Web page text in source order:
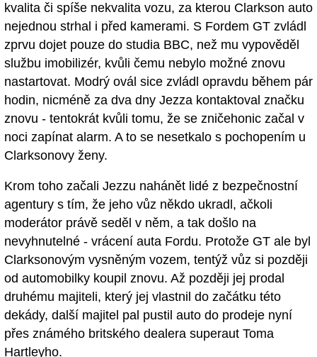
kvalita či spíše nekvalita vozu, za kterou Clarkson auto
nejednou strhal i před kamerami. S Fordem GT zvládl
zprvu dojet pouze do studia BBC, než mu vypověděl
službu imobilizér, kvůli čemu nebylo možné znovu
nastartovat. Modrý ovál sice zvládl opravdu během pár
hodin, nicméně za dva dny Jezza kontaktoval značku
znovu - tentokrát kvůli tomu, že se zničehonic začal v
noci zapínat alarm. A to se nesetkalo s pochopením u
Clarksonovy ženy.
Krom toho začali Jezzu nahánět lidé z bezpečnostní
agentury s tím, že jeho vůz někdo ukradl, ačkoli
moderátor právě seděl v něm, a tak došlo na
nevyhnutelné - vrácení auta Fordu. Protože GT ale byl
Clarksonovým vysněným vozem, tentýž vůz si později
od automobilky koupil znovu. Až později jej prodal
druhému majiteli, který jej vlastnil do začátku této
dekády, další majitel pal pustil auto do prodeje nyní
přes známého britského dealera superaut Toma
Hartleyho.